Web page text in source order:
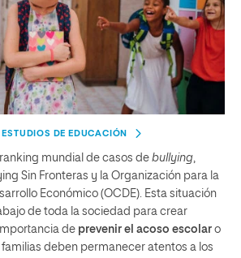
ESTUDIOS DE EDUCACIÓN
mundial de casos de bullying
Sin Fronteras y la Organización para la
Económico (OCDE). Esta situación
de toda la sociedad para crear
de prevenir el acoso escolar o
deben permanecer atentos a los